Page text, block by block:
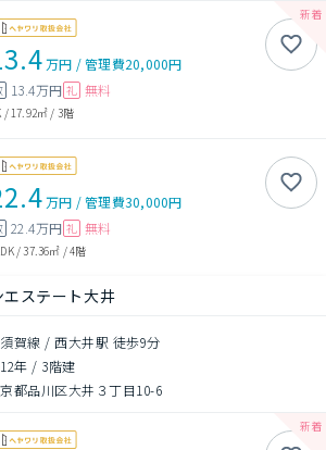
万円 /管理費20,000円
13.4万円 礼 無料
/17.92㎡ / 3階
万円 /管理費30,000円
22.4万円 礼 無料
/37.36㎡ /4階
エステート大井
賀線 / 西大井駅 徒歩9分
年 / 3階建
都品川区大井３丁目10-6